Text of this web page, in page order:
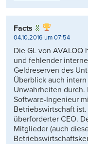
Facts
04.10.2016 um 07:54
Die GL von AVALOQ
und fehlender
Geldreserven des
Überblick auch
Unwahrheiten durch.
Software-Ingenieur
Betriebswirtschaft
überforderter CEO.
Mitglieder (auch